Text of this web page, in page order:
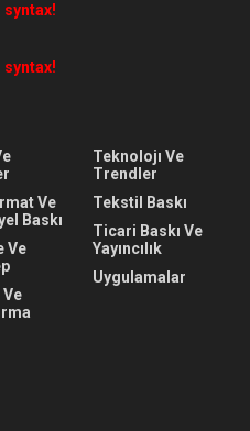
syntax!
syntax!
Ve
Baskı
Ve
Teknolojı Ve
Trendler
Tekstil Baskı
Ticari Baskı Ve
Yayıncılık
Uygulamalar